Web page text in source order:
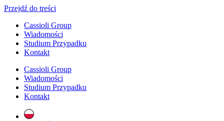
Przejdź do treści
Cassioli Group
Wiadomości
Studium Przypadku
Kontakt
Cassioli Group
Wiadomości
Studium Przypadku
Kontakt